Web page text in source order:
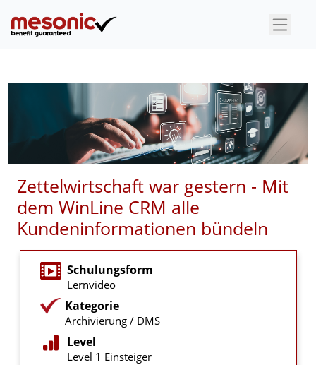
×
Zettelwirtschaft war gestern - Mit
dem WinLine CRM alle
Kundeninformationen bündeln
Schulungsform
Lernvideo
Kategorie
Archivierung / DMS
Level
Level 1 Einsteiger